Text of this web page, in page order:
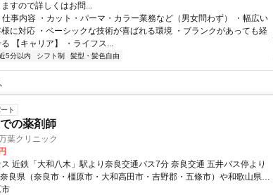
すので詳しくはお問...
事内容 ・カット・パーマ・カラー業務など（男女問わず） ・幅広い
に対応 ・ベーシックな技術が喜ばれる環境 ・ブランクがあっても経
【キャリア】 ・ライフス...
5分以内 シフト制 髪型・髪色自由
ト
の薬剤師
葉クリニック
近鉄「大和八木」駅より奈良交通バス7分 奈良交通 五井バス停より
市など 奈良県内・県外から幅広く通勤されています。